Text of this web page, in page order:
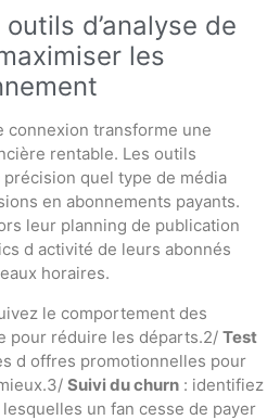
d’analyse de
les
connexion transforme une
rentable. Les outils
quel type de média
en abonnements payants.
leur planning de publication
d activité de leurs abonnés
horaires.
le comportement des
pour réduire les départs.2/ Test
d offres promotionnelles pour
Suivi du churn : identifiez
un fan cesse de payer